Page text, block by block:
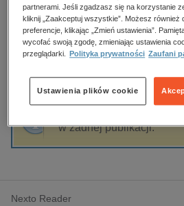
budownictwo, aranżacja
biznesowe, branżowe,
dzienniki
edukacja
hobby, sport, rozrywka
komputery, internet,
polityka, społeczno-
Rafał Kosik
Sortowanie
w żadnej publikacji.
Nexto Reader
partnerami. Jeśli zgadzasz się na korzystanie
kliknij „Zaakceptuj wszystkie”. Możesz również
preferencje, klikając „Zmień ustawienia”.
wycofać swoją zgodę, zmieniając ustawienia
przeglądarki.
Polityka prywatności Zaufani
Ustawienia plików cookie